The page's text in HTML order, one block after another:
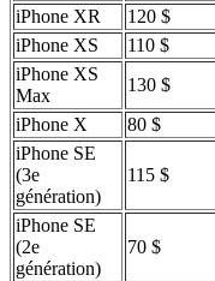
iPhone XR
120 $
iPhone XS
110 $
iPhone XS
Max
130 $
iPhone X
80 $
iPhone SE
(3e
génération)
115 $
iPhone SE
(2e
génération)
70 $